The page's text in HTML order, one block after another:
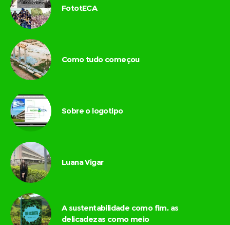
FototECA
Como tudo começou
Sobre o logotipo
Luana Vigar
A sustentabilidade como fim, as
delicadezas como meio